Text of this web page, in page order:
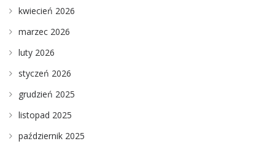
kwiecień 2026
marzec 2026
luty 2026
styczeń 2026
grudzień 2025
listopad 2025
październik 2025